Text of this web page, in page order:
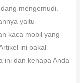
mengemudi.
yaitu
kaca mobil yang
ini bakal
ini dan kenapa Anda